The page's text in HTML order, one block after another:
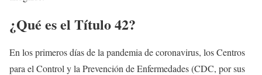
¿Qué es el Título 42?
En los primeros días de la pandemia de coronavirus, los Centros
para el Control y la Prevención de Enfermedades (CDC, por sus